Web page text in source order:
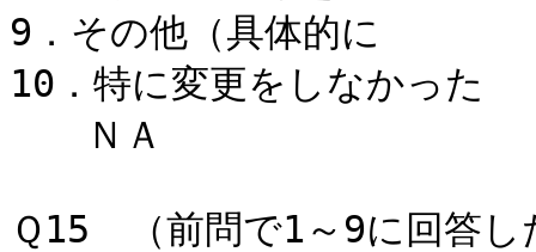
9．その他（
10．特に変更
Ｎ
Ｑ15 （前問で1～9に回答し